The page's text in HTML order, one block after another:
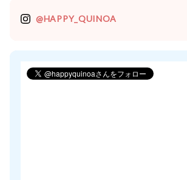
@HAPPY_QUINOA